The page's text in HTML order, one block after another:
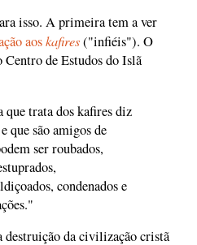
isso. A primeira tem a ver
aoskafires("infiéis"). O
de Estudos do Islã
trata dos kafires diz
que são amigos de
ser roubados,
condenados e
destruição da civilização cristã